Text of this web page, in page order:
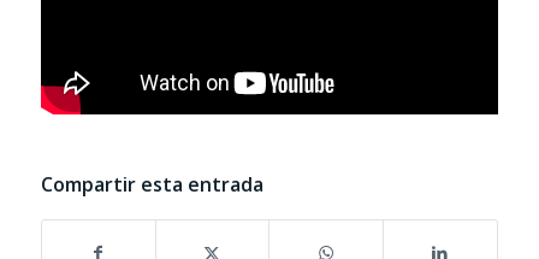
Compartir esta entrada